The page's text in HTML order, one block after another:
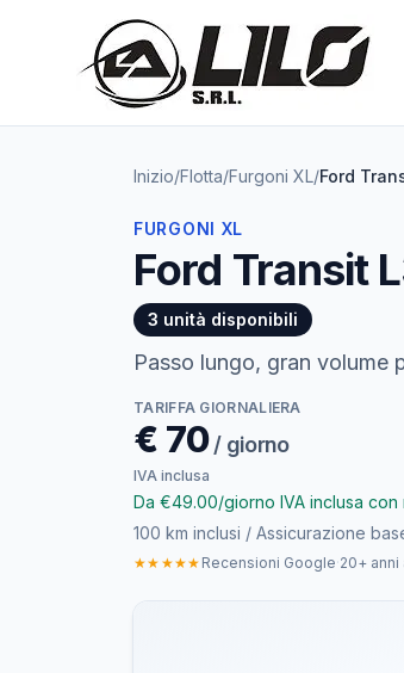
Inizio/Flotta/Furgoni XL/Ford
FURGONI XL
Ford Transit
3 unità disponibili
Passo lungo, gran volume
TARIFFA GIORNALIERA
€ 70/ giorno
IVA inclusa
Da €49.00/giorno IVA inclusa
100 km inclusi / Assicurazione
★★★★★ Recensioni Google·20+ anni